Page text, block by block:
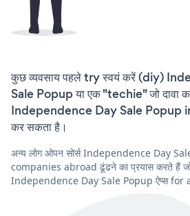
कुछ व्यवसाय पहले try स्वयं करें (diy)
Sale Popup या एक "techie" जो दावा
Independence Day Sale Popup in
कर सकता है।
अन्य लोग ओपन सोर्स Independence Day
companies abroad ढूंढने का प्रयास करते हैं
Independence Day Sale Popup ऐप्स